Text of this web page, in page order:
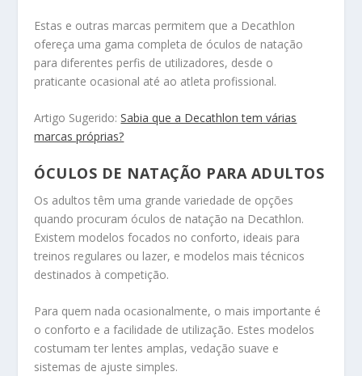
Estas e outras marcas permitem que a Decathlon
ofereça uma gama completa de óculos de natação
para diferentes perfis de utilizadores, desde o
praticante ocasional até ao atleta profissional.
Artigo Sugerido:Sabia que a Decathlon tem várias
marcas próprias?
ÓCULOS DE NATAÇÃO PARA ADULTOS
Os adultos têm uma grande variedade de opções
quando procuram óculos de natação na Decathlon.
Existem modelos focados no conforto, ideais para
treinos regulares ou lazer, e modelos mais técnicos
destinados à competição.
Para quem nada ocasionalmente, o mais importante é
o conforto e a facilidade de utilização. Estes modelos
costumam ter lentes amplas, vedação suave e
sistemas de ajuste simples.